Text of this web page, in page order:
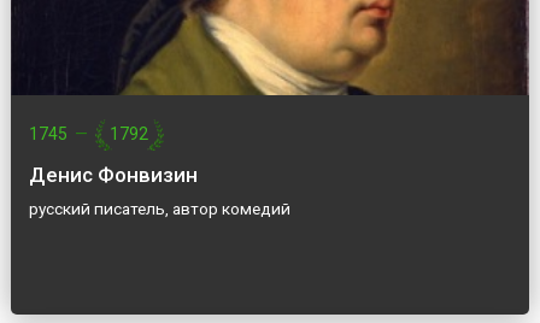
1745 — 1792
Денис Фонвизин
русский писатель, автор комедий